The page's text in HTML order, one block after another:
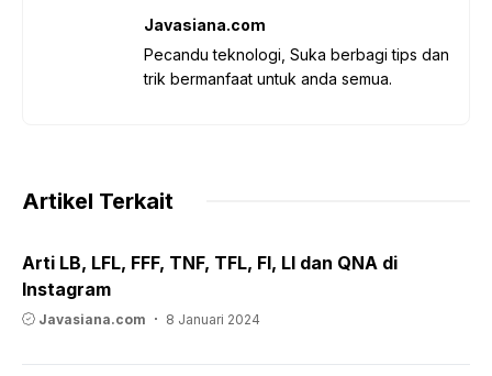
Javasiana.com
Pecandu teknologi, Suka berbagi tips dan
trik bermanfaat untuk anda semua.
Artikel Terkait
Arti LB, LFL, FFF, TNF, TFL, FI, LI dan QNA di
Instagram
Javasiana.com 8 Januari 2024